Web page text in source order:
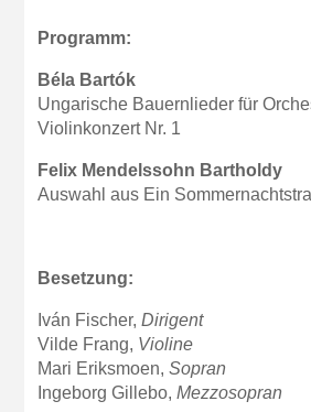
Programm:
Béla Bartók
Ungarische Bauernlieder für
Violinkonzert Nr. 1
Felix Mendelssohn Bartholdy
Auswahl aus Ein
Besetzung:
Iván Fischer,Dirigent
Vilde Frang, Violine
Mari Eriksmoen,Sopran
Ingeborg Gillebo,Mezzosopran